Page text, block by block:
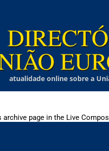
atualidade online sobre a
page in the Live